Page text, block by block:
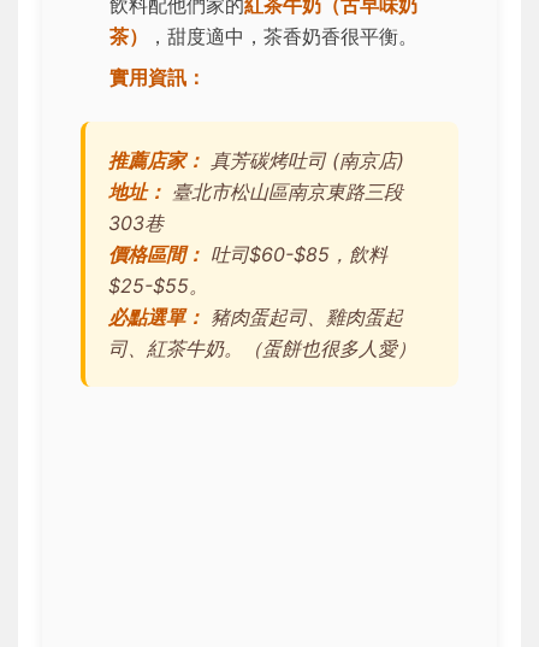
茶）
，甜度適中，茶香奶香很平衡。
實用資訊：
推薦店家： 真芳碳烤吐司 (南京店)
地址： 臺北市松山區南京東路三段
303巷
價格區間： 吐司$60-$85，飲料
$25-$55。
必點選單： 豬肉蛋起司、雞肉蛋起
司、紅茶牛奶。（蛋餅也很多人愛）